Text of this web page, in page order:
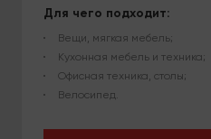
Для чего подходит:
Вещи, мягкая мебель;
Кухонная мебель и техника;
Офисная техника, столы;
Велосипед.